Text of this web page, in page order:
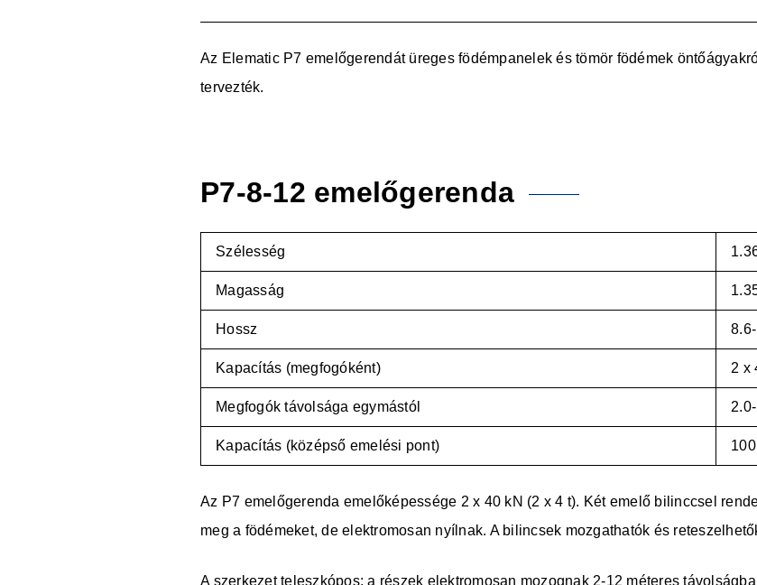
Az Elematic P7 emelőgerendát üreges födémpanelek és tömör födémek
tervezték.
P7-8-12 emelőgerenda
Szélesség
Magasság
Hossz
Kapacítás (megfogóként) 2 x
Megfogók távolsága egymástól
Kapacítás (középső emelési pont)
Az P7 emelőgerenda emelőképessége 2 x 40 kN (2 x 4 t). Két emelő bilinccsel
meg a födémeket, de elektromosan nyílnak. A bilincsek mozgathatók és
A szerkezet teleszkópos; a részek elektromosan mozognak 2-12 méteres